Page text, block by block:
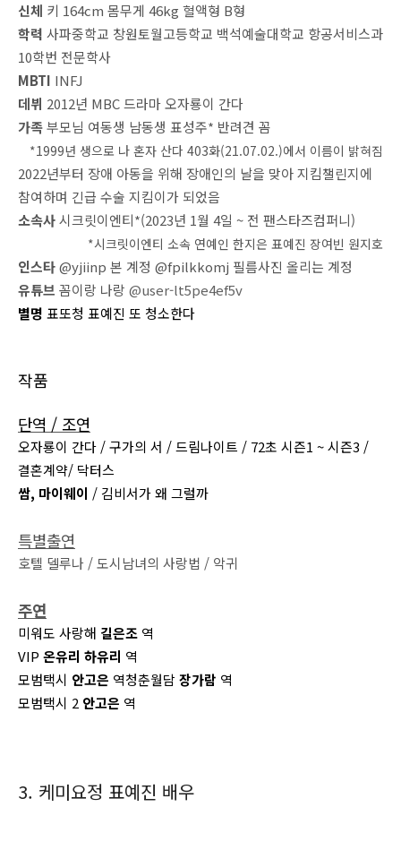
신체 키 164cm 몸무게 46kg 혈액형 B형
학력 사파중학교 창원토월고등학교 백석예술대학교 항공서비스과
10학번 전문학사
MBTI INFJ
데뷔 2012년 MBC 드라마 오자룡이 간다
가족부모님 여동생 남동생 표성주* 반려견 꼼
*1999년 생으로 나 혼자 산다 403화(21.07.02.)에서 이름이 밝혀짐
2022년부터 장애 아동을 위해 장애인의 날을 맞아 지킴챌린지에
참여하며 긴급 수술 지킴이가 되었음
소속사시크릿이엔티*(2023년 1월 4일 ~ 전 팬스타즈컴퍼니)
*시크릿이엔티 소속 연예인 한지은 표예진 장여빈 원지호
인스타@yjiinp 본 계정 @fpilkkomj 필름사진 올리는 계정
유튜브 꼼이랑 나랑 @user-lt5pe4ef5v
별명 표또청 표예진 또 청소한다
작품
단역 / 조연
오자룡이 간다 / 구가의 서 / 드림나이트 / 72초 시즌1 ~ 시즌3 /
결혼계약/ 닥터스
쌈, 마이웨이 / 김비서가 왜 그럴까
특별출연
호텔 델루나 / 도시남녀의 사랑법 / 악귀
주연
미워도 사랑해 길은조 역
VIP 온유리 하유리 역
모범택시 안고은 역청춘월담 장가람 역
모범택시 2 안고은 역
3. 케미요정 표예진 배우